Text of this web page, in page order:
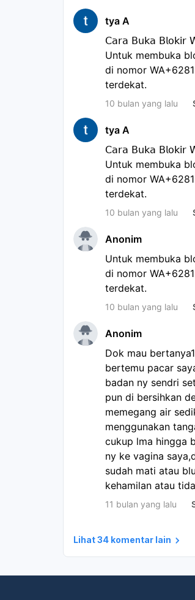
tya A
𝖢𝖺𝗋𝖺 𝖡𝗎𝗄𝖺
Untuk membuka
di nomor
terdekat.
10 bulan yang lalu
tya A
𝖢𝖺𝗋𝖺 𝖡𝗎𝗄𝖺
Untuk membuka
di nomor
terdekat.
10 bulan yang lalu
Anonim
Untuk membuka
di nomor
terdekat.
10 bulan yang lalu
Anonim
Dok mau
bertemu pacar
badan ny sendri
pun di bersihkan
memegang air
menggunakan
cukup lma hingga
ny ke vagina
sudah mati atau
kehamilan atau
11 bulan yang lalu
Lihat 34 komentar lain